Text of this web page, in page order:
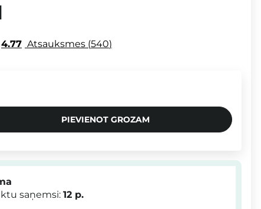
4.77 Atsauksmes 540
PIEVIENOT GROZAM
saņemsi: 12 p.